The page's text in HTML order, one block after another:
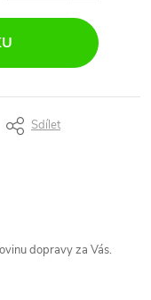
Sdílet
dopravy za Vás.